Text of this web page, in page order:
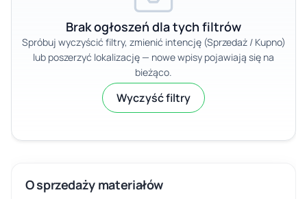
Brak ogłoszeń dla tych filtrów
Spróbuj wyczyścić filtry, zmienić intencję (Sprzedaż / Kupno)
lub poszerzyć lokalizację — nowe wpisy pojawiają się na
bieżąco.
Wyczyść filtry
O sprzedaży materiałów